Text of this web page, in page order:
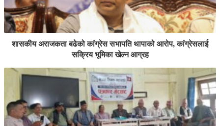
शासकीय अराजकता बढेको कांग्रेस सभापति थापाको आरोप, कांग्रेसलाई
सक्रिय भूमिका खेल्न आग्रह